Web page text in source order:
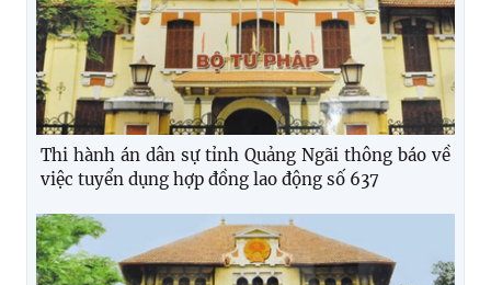
Thi hành án dân sự tỉnh Quảng Ngãi thông báo về
việc tuyển dụng hợp đồng lao động số 637